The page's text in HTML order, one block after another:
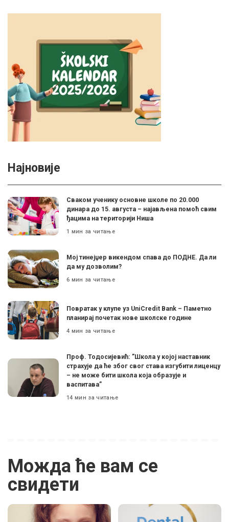
Најновије
Сваком ученику основне школе по 20.000
динара до 15. августа – најављена помоћ свим
ђацима на територији Ниша
1 мин за читање
Мој тинејџер викендом спава до ПОДНЕ. Да ли
да му дозволим?
6 мин за читање
Поврaтак у клупе уз UniCredit Bank – Паметно
планирај почетак нове школске године
4 мин за читање
Проф. Тодосијевић: ”Школа у којој наставник
страхује да ће због свог става изгубити лиценцу
– не може бити школа која образује и
васпитава”
14 мин за читање
Можда ће вам се
свидети